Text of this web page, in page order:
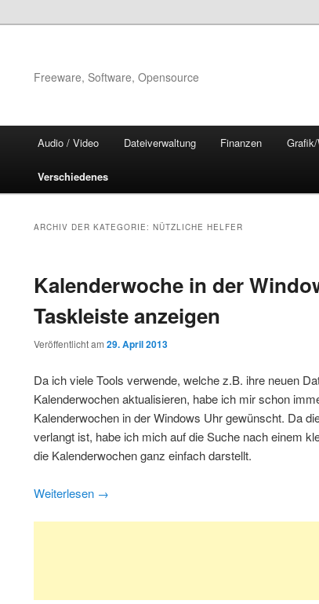
Freeware, Software, Opensource
Audio / Video Dateiverwaltung Finanzen
Verschiedenes
ARCHIV DER KATEGORIE: NÜTZLICHE HELFER
Kalenderwoche in der
Taskleiste anzeigen
Veröffentlicht am 29. April 2013
Da ich viele Tools verwende, welche z.B. ihre neuen
Kalenderwochen aktualisieren, habe ich mir schon
Kalenderwochen in der Windows Uhr gewünscht. Da
verlangt ist, habe ich mich auf die Suche nach einem
die Kalenderwochen ganz einfach darstellt.
Weiterlesen →